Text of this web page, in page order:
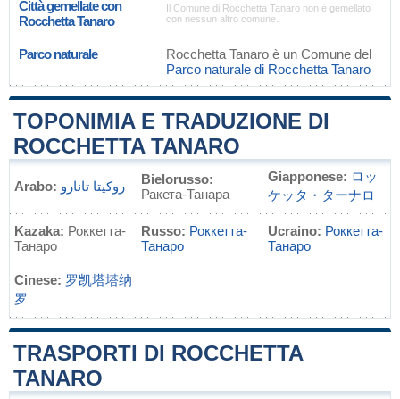
Città gemellate con
Rocchetta Tanaro
Il Comune di Rocchetta Tanaro non è gemellato
con nessun altro comune.
Parco naturale
Rocchetta Tanaro è un Comune del
Parco naturale di Rocchetta Tanaro
TOPONIMIA E TRADUZIONE DI
ROCCHETTA TANARO
Arabo: روكيتا تانارو
Bielorusso:
Ракета-Танара
Giapponese: ロッ
ケッタ・ターナロ
Kazaka: Роккетта-
Танаро
Russo: Роккетта-
Танаро
Ucraino: Роккетта-
Танаро
Cinese: 罗凯塔塔纳
罗
TRASPORTI DI ROCCHETTA
TANARO